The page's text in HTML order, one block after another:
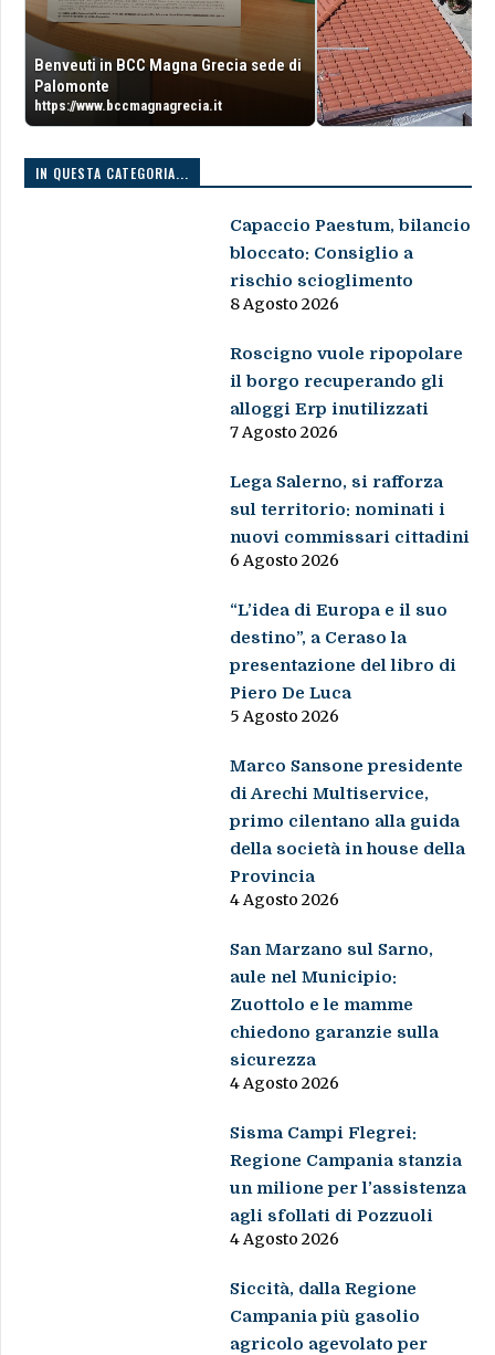
Benveuti in BCC Magna Grecia sede di
Palomonte
https://www.bccmagnagrecia.it
IN QUESTA CATEGORIA...
Capaccio Paestum, bilancio
bloccato: Consiglio a
rischio scioglimento
8 Agosto 2026
Roscigno vuole ripopolare
il borgo recuperando gli
alloggi Erp inutilizzati
7 Agosto 2026
Lega Salerno, si rafforza
sul territorio: nominati i
nuovi commissari cittadini
6 Agosto 2026
“L’idea di Europa e il suo
destino”, a Ceraso la
presentazione del libro di
Piero De Luca
5 Agosto 2026
Marco Sansone presidente
di Arechi Multiservice,
primo cilentano alla guida
della società in house della
Provincia
4 Agosto 2026
San Marzano sul Sarno,
aule nel Municipio:
Zuottolo e le mamme
chiedono garanzie sulla
sicurezza
4 Agosto 2026
Sisma Campi Flegrei:
Regione Campania stanzia
un milione per l’assistenza
agli sfollati di Pozzuoli
4 Agosto 2026
Siccità, dalla Regione
Campania più gasolio
agricolo agevolato per